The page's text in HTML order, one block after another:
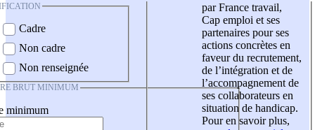
Cadre
Non cadre
Non renseignée
BRUT MINIMUM
minimum
par France travail,
Cap emploi et ses
partenaires pour ses
actions concrètes en
faveur du recrutement,
de l’intégration et de
l’accompagnement de
ses collaborateurs en
situation de handicap.
Pour en savoir plus,